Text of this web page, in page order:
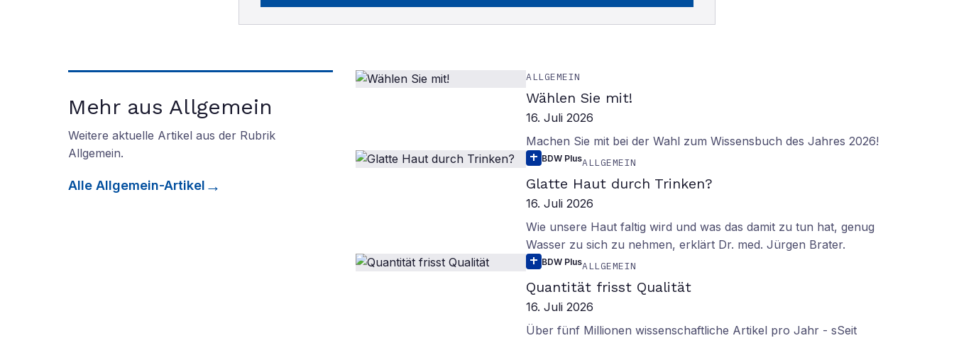
Mehr aus Allgemein
Weitere aktuelle Artikel aus der Rubrik
Allgemein.
Alle Allgemein-Artikel
ALLGEMEIN
Wählen Sie mit!
16. Juli 2026
Machen Sie mit bei der Wahl zum Wissensbuch des Jahres 2026!
BDW PlusALLGEMEIN
Glatte Haut durch Trinken?
16. Juli 2026
Wie unsere Haut faltig wird und was das damit zu tun hat, genug
Wasser zu sich zu nehmen, erklärt Dr. med. Jürgen Brater.
BDW PlusALLGEMEIN
Quantität frisst Qualität
16. Juli 2026
Über fünf Millionen wissenschaftliche Artikel pro Jahr - sSeit